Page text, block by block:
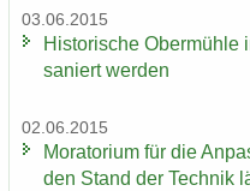
03.06.2015
His­to­ri­sche Ober­müh­le
sa­niert wer­den
02.06.2015
Mo­ra­to­ri­um für die
den Stand der Tech­nik